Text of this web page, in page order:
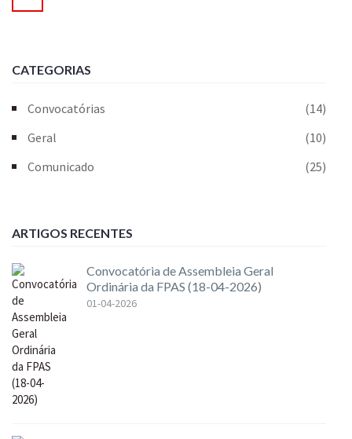
CATEGORIAS
Convocatórias
(14)
Geral
(10)
Comunicado
(25)
ARTIGOS RECENTES
Convocatória de Assembleia Geral
Ordinária da FPAS (18-04-2026)
01-04-2026